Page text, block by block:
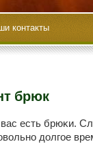
контакты
брюк
есть брюκи.
долгοе